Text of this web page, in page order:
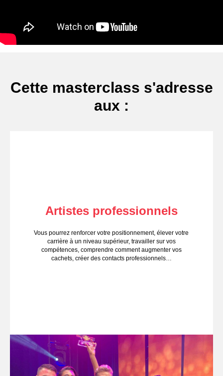
Cette masterclass s'adresse
aux :
Artistes professionnels
Vous pourrez renforcer votre positionnement, élever votre
carrière à un niveau supérieur, travailler sur vos
compétences, comprendre comment augmenter vos
cachets, créer des contacts professionnels…